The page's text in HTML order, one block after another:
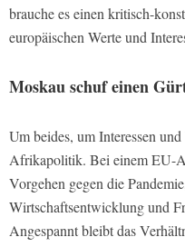
brauche es einen kritisch-
europäischen Werte und
Moskau schuf einen
Um beides, um Interessen
Afrikapolitik. Bei einem EU-
Vorgehen gegen die
Wirtschaftsentwicklung und
Angespannt bleibt das